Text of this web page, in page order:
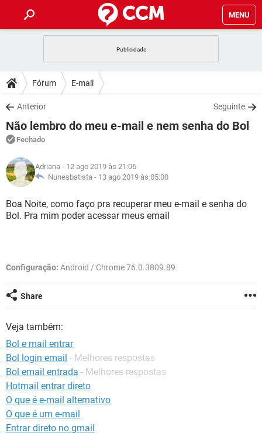
MENU
CELULAR
OUTLOOK
INSTAGRAM GMAIL
GUIA DE COMPRAS
DICAS
JOGOS
OUTLOOK
INSTAGRAM
GUIA DE COMPRAS
DOWNLOADS
JOGOS WHATSAPP
CELULAR
OUTLOOK
INSTAGRAM
GUIA DE COMPRAS
FÓRUM
JOGOS
CELULAR FACEBOOK
INSTAGRAM GMAIL
GLOSSÁRIO
JOGOS
CELULAR FACEBOOK
GUIA DE COMPRAS
Fórum E-mail
Anterior Seguinte
Não lembro do meu e-mail e nem senha do Bol
Fechado
Adriana - 12 ago 2019 às 21:06
Nunesbatista - 13 ago 2019 às 05:00
Boa Noite, como faço pra recuperar meu e-mail e senha do
Bol. Pra mim poder acessar meus email
Configuração: Android / Chrome 76.0.3809.89
Share
Veja também:
Bol e mail entrar
Bol login email - Melhores respostas
Bol email entrada - Melhores respostas
Hotmail entrar direto
O que é e-mail alternativo
O que é um e-mail
Entrar direto no gmail